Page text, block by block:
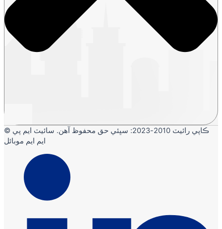
© ڪاپي رائيٽ 2010-2023: سڀئي حق محفوظ آهن. سائيٽ ايم پي
ايم ايم موبائل